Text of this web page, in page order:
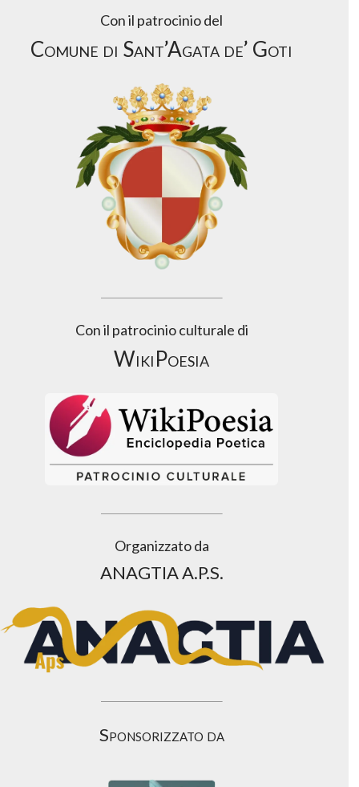
Con il patrocinio del
Comune di Sant’Agata de’ Goti
Con il patrocinio culturale di
WikiPoesia
Organizzato da
ANAGTIA A.P.S.
Sponsorizzato da